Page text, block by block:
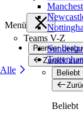
Teams V-Z
Alle
Menü
Premier
Zurück
Beliebt
Beliebt